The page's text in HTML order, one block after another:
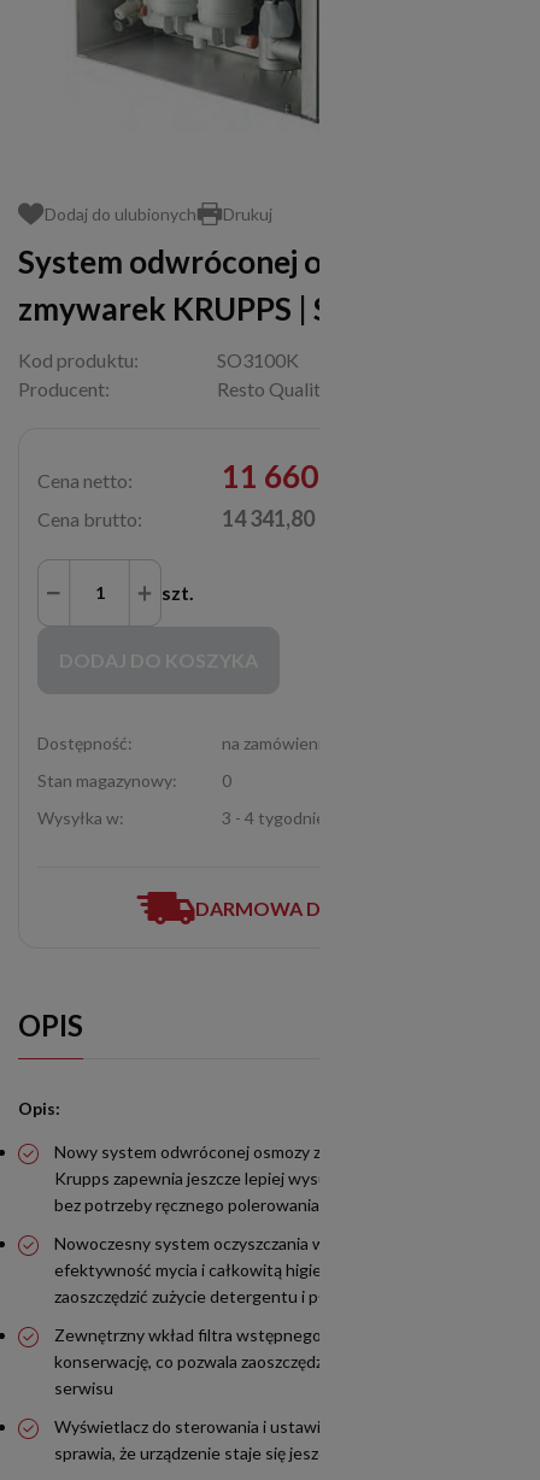
Dodaj do ulubionych Drukuj
System odwróconej osmozy do
zmywarek KRUPPS | SO3100K
Kod produktu:
SO3100K
Producent:
Resto Quality
Cena netto: 11 660,00 zł
Cena brutto: 14 341,80 zł
szt.
Dostępność:
na zamówienie
Stan magazynowy:
0
Wysyłka w:
3 - 4 tygodnie
DARMOWA DOSTAWA
OPIS
Opis:
Nowy system odwróconej osmozy zaprojektowany przez firmę
Krupps zapewnia jeszcze lepiej wysuszone i błyszczące szkło
bez potrzeby ręcznego polerowania i ryzyka potłuczenia
Nowoczesny system oczyszczania wody gwarantuje lepszą
efektywność mycia i całkowitą higienę, a dodatkowo pozwala
zaoszczędzić zużycie detergentu i płynu nabłyszczającego
Zewnętrzny wkład filtra wstępnego znacznie ułatwia jego
konserwację, co pozwala zaoszczędzić czas i obniżyć koszty
serwisu
Wyświetlacz do sterowania i ustawiania każdej operacji
sprawia, że urządzenie staje się jeszcze prostsze w obsłudze